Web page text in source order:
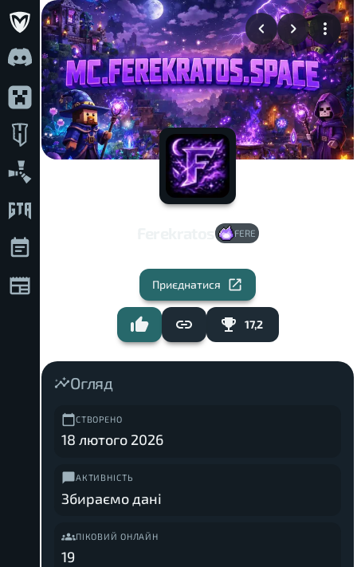
FERE
Приєднатися
17,2
Огляд
СТВОРЕНО
18 лютого 2026
АКТИВНІСТЬ
Збираємо дані
ПІКОВИЙ ОНЛАЙН
19